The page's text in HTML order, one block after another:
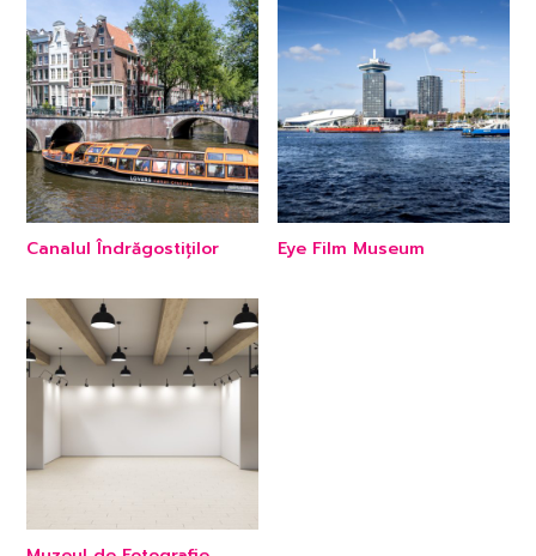
Canalul Îndrăgostiților Eye Film Museum